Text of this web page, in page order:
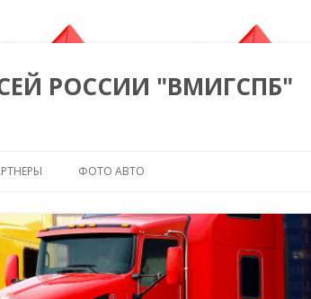
РОССИИ "ВМИГСПБ"
ФОТО АВТО